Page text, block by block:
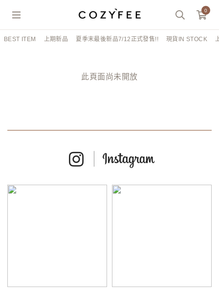
0
BEST ITEM 上期新品 夏季末最後新品7/12正式發售!! 現貨IN STOCK
此頁面尚未開放